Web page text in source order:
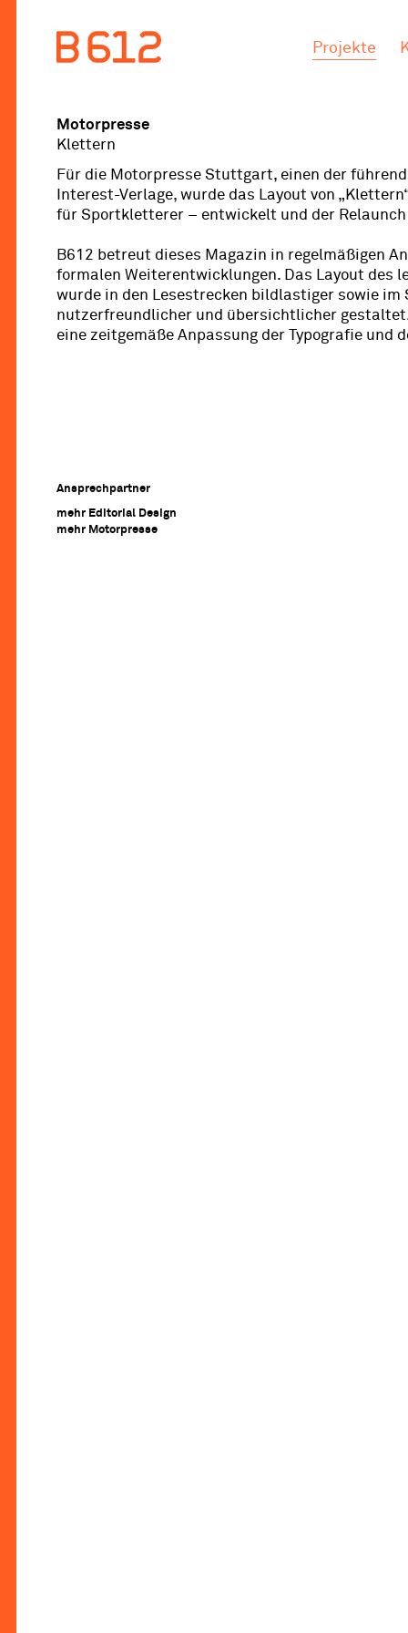
Projekte
Motorpresse
Klettern
Für die Motorpresse Stuttgart, einen der
Interest-Verlage, wurde das Layout von
für Sportkletterer – entwickelt und der
B612 betreut dieses Magazin in regelmäßigen
formalen Weiterentwicklungen. Das Layout des
wurde in den Lesestrecken bildlastiger sowie im
nutzerfreundlicher und übersichtlicher
eine zeitgemäße Anpassung der Typografie und
Ansprechpartner
mehr Editorial Design
mehr Motorpresse